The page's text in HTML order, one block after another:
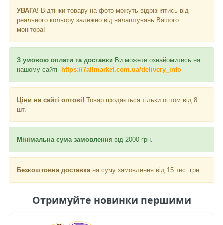
УВАГА! Відтінки товару на фото можуть відрізнятись від
реального кольору залежно від налаштувань Вашого
монітора!
З умовою оплати та доставки Ви можете ознайомитись на
нашому сайті
https://7allmarket.com.ua/delivery_info
Ціни на сайті оптові! Товар продається тільки оптом від 8
шт.
Мінімальна сума замовлення від 2000 грн.
Безкоштовна доставка на суму замовлення від 15 тис. грн.
Отримуйте новинки першими